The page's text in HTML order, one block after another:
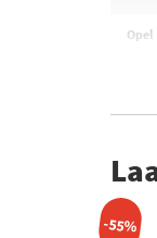
Opel
-55%